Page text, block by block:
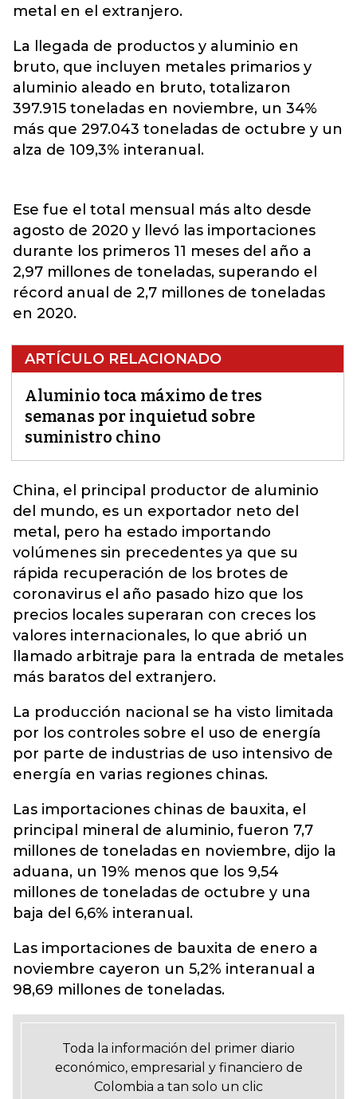
metal en el extranjero.
La llegada de productos y aluminio en
bruto, que incluyen metales primarios y
aluminio aleado en bruto, totalizaron
397.915 toneladas en noviembre, un 34%
más que 297.043 toneladas de octubre y un
alza de 109,3% interanual.
Ese fue el total mensual más alto desde
agosto de 2020 y llevó las importaciones
durante los primeros 11 meses del año a
2,97 millones de toneladas, superando el
récord anual de 2,7 millones de toneladas
en 2020.
ARTÍCULO RELACIONADO
Aluminio toca máximo de tres
semanas por inquietud sobre
suministro chino
China, el principal productor de aluminio
del mundo, es un exportador neto del
metal, pero ha estado importando
volúmenes sin precedentes ya que su
rápida recuperación de los brotes de
coronavirus el año pasado hizo que los
precios locales superaran con creces los
valores internacionales, lo que abrió un
llamado arbitraje para la entrada de metales
más baratos del extranjero.
La producción nacional se ha visto limitada
por los controles sobre el uso de energía
por parte de industrias de uso intensivo de
energía en varias regiones chinas.
Las importaciones chinas de bauxita, el
principal mineral de aluminio, fueron 7,7
millones de toneladas en noviembre, dijo la
aduana, un 19% menos que los 9,54
millones de toneladas de octubre y una
baja del 6,6% interanual.
Las importaciones de bauxita de enero a
noviembre cayeron un 5,2% interanual a
98,69 millones de toneladas.
Toda la información del primer diario
económico, empresarial y financiero de
Colombia a tan solo un clic